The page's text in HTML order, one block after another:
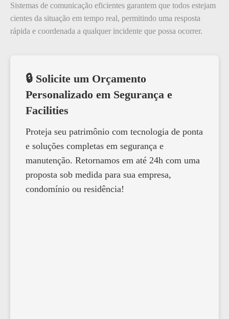
Sistemas de comunicação eficientes garantem que todos estejam
cientes da situação em tempo real, permitindo uma resposta
rápida e coordenada a qualquer incidente que possa ocorrer.
🔒 Solicite um Orçamento
Personalizado em Segurança e
Facilities
Proteja seu patrimônio com tecnologia de ponta
e soluções completas em segurança e
manutenção. Retornamos em até 24h com uma
proposta sob medida para sua empresa,
condomínio ou residência!